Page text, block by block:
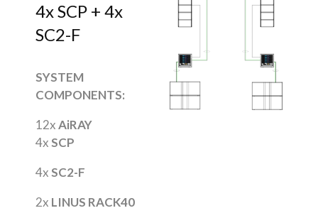
4x SCP + 4x
SC2-F
SYSTEM
COMPONENTS:
12xAiRAY
4xSCP
4xSC2-F
2x LINUS RACK40